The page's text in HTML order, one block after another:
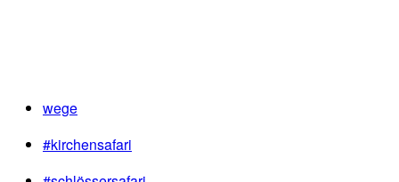
wege
#kirchensafari